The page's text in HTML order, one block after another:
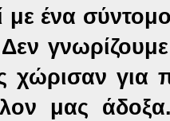
με ένα
χώρισαν για
μας